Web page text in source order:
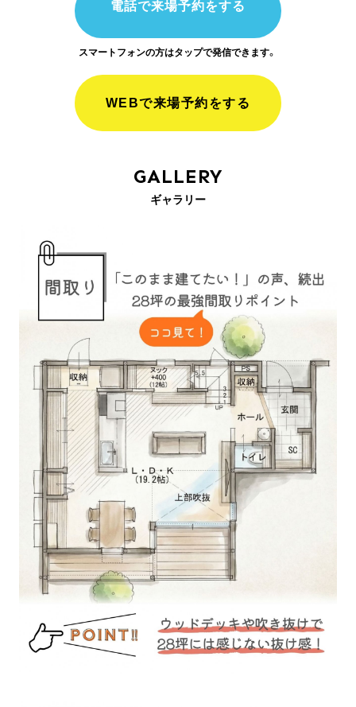
電話で来場予約をする
スマートフォンの方はタップで発信できます。
WEBで来場予約をする
GALLERY
ギャラリー